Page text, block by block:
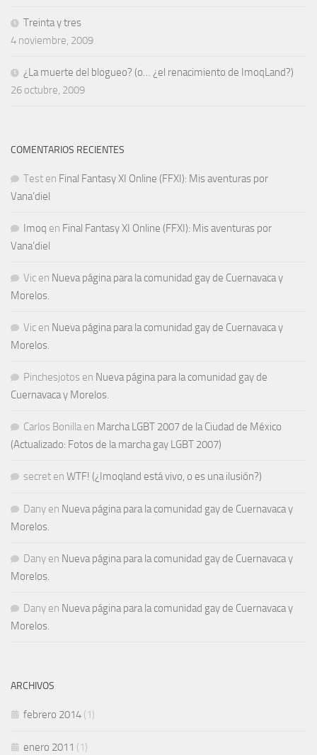
Treinta y tres
4 noviembre, 2009
¿La muerte del blogueo? (o… ¿el renacimiento de ImoqLand?)
26 octubre, 2009
COMENTARIOS RECIENTES
Test en Final Fantasy XI Online (FFXI): Mis aventuras por
Vana’diel
Imoq en Final Fantasy XI Online (FFXI): Mis aventuras por
Vana’diel
Vic en Nueva página para la comunidad gay de Cuernavaca y
Morelos.
Vic en Nueva página para la comunidad gay de Cuernavaca y
Morelos.
Pinchesjotos en Nueva página para la comunidad gay de
Cuernavaca y Morelos.
Carlos Bonilla en Marcha LGBT 2007 de la Ciudad de México
(Actualizado: Fotos de la marcha gay LGBT 2007)
secret en WTF! (¿Imoqland está vivo, o es una ilusión?)
Dany en Nueva página para la comunidad gay de Cuernavaca y
Morelos.
Dany en Nueva página para la comunidad gay de Cuernavaca y
Morelos.
Dany en Nueva página para la comunidad gay de Cuernavaca y
Morelos.
ARCHIVOS
febrero 2014 (1)
enero 2011 (1)